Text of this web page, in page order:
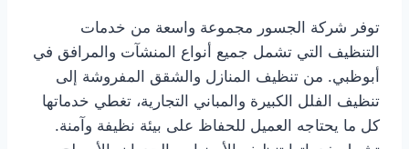
توفر شركة الجسور مجموعة واسعة من خدمات
التنظيف التي تشمل جميع أنواع المنشآت والمرافق في
أبوظبي. من تنظيف المنازل والشقق المفروشة إلى
تنظيف الفلل الكبيرة والمباني التجارية، تغطي خدماتها
كل ما يحتاجه العميل للحفاظ على بيئة نظيفة وآمنة.